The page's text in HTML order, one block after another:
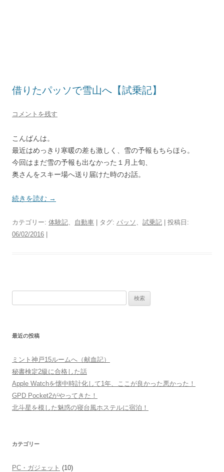
借りたパッソで雪山へ【試乗記】
コメントを残す
こんばんは。
最近はめっきり寒暖の差も激しく、雪の予報もちらほら。
今回はまだ雪の予報も出なかった１月上旬、
奥さんをスキー場へ送り届けた時のお話。
続きを読む →
カテゴリー: 体験記、 自動車 | タグ: パッソ 、 試乗記 | 投稿日:
06/02/2016
最近の投稿
ミント神戸15ルームへ（献血記）
秘書検定2級に合格した話
Apple Watchを懐中時計化して1年、ここが良かった悪かった！
GPD Pocket2がやってきた！
北斗星を模した魅惑の寝台風ホステルに宿泊！
カテゴリー
PC・ガジェット (10)